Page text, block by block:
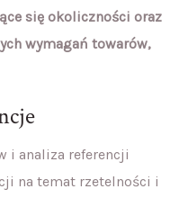
się okoliczności oraz
wymagań towarów,
i analiza referencji
na temat rzetelności i